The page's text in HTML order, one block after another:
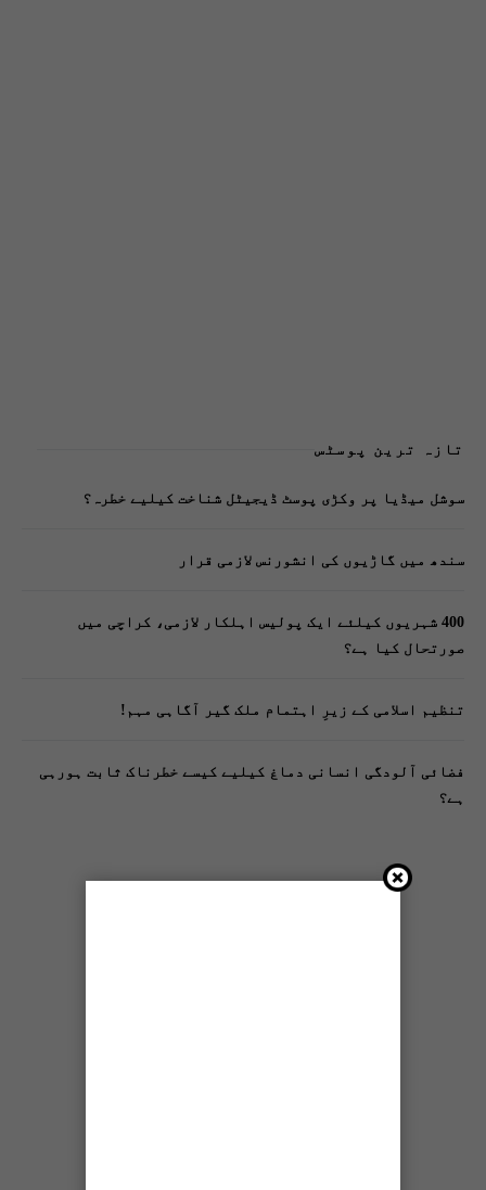
تازہ ترین پوسٹس
سوشل میڈیا پر وکڑی پوسٹ ڈیجیٹل شناخت کیلیے خطرہ؟
سندھ میں گاڑیوں کی انشورنس لازمی قرار
400 شہریوں کیلئے ایک پولیس اہلکار لازمی، کراچی میں
صورتحال کیا ہے؟
تنظیم اسلامی کے زیرِ اہتمام ملک گیر آگاہی مہم!
فضائی آلودگی انسانی دماغ کیلیے کیسے خطرناک ثابت ہورہی
ہے؟